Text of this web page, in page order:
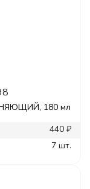
180 мл
440 ₽
7 шт.